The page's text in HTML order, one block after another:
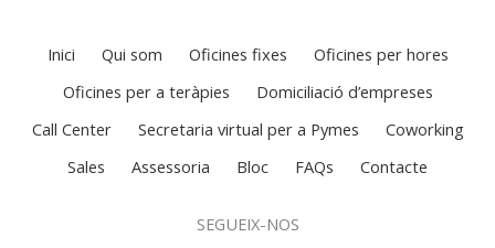
Inici Qui som Oficines fixes
Oficines per hores
Oficines per a teràpies
Domiciliació d’empreses
Call Center
Secretaria virtual per a Pymes
Coworking
Sales
Assessoria Bloc FAQs Contacte
SEGUEIX-NOS